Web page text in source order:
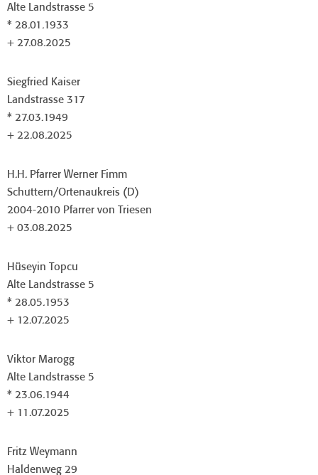
Alte Landstrasse 5
* 28.01.1933
+ 27.08.2025
Siegfried Kaiser
Landstrasse 317
* 27.03.1949
+ 22.08.2025
H.H. Pfarrer Werner Fimm
Schuttern/Ortenaukreis (D)
2004-2010 Pfarrer von Triesen
+ 03.08.2025
Hüseyin Topcu
Alte Landstrasse 5
* 28.05.1953
+ 12.07.2025
Viktor Marogg
Alte Landstrasse 5
* 23.06.1944
+ 11.07.2025
Fritz Weymann
Haldenweg 29